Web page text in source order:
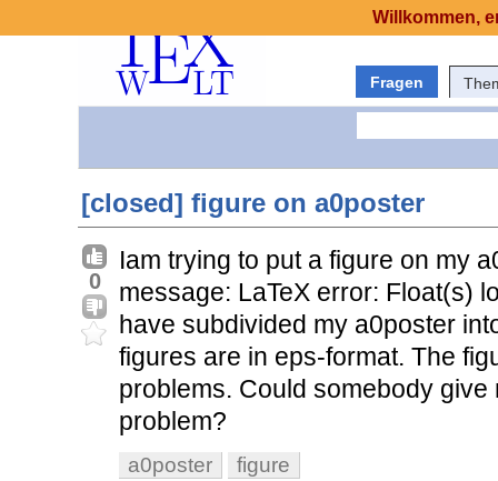
Fragen
[closed] figure on a0poster
0
Iam trying to put a figure on my
message: LaTeX error: Float(s)
have subdivided my a0poster
figures are in eps-format. The
problems. Could somebody
problem?
a0poster figure
Willkommen,